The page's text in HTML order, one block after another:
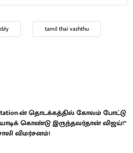
tamil thai vazhthu
ன் தொடக்கத்தில் கோலம் போட்டு
கொண்டு இருந்தவர்தான் விஜய்!”
விமர்சனம்!